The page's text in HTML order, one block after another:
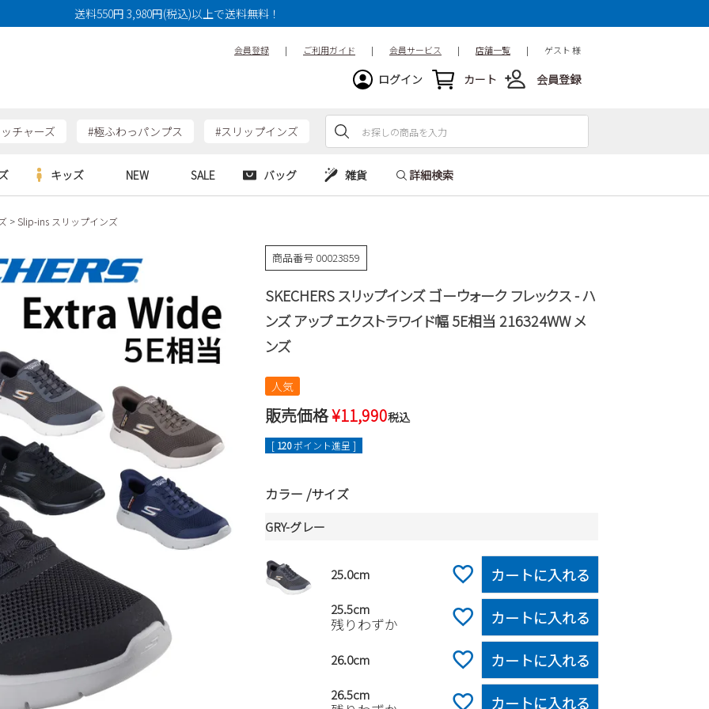
送料550円 3,980円(税込)以上で送料無料！
会員登録 | ご利用ガイド | 会員サービス | 店舗一覧 | ゲスト 様
ログイン カート 会員登録
チャーズ #極ふわっパンプス #スリップインズ
ューズ
SKECHERS
moz
new balance
puma
ワークシューズ
ブーツ
ウェア
EDWIN
new balance
キッズ NEW SALE バッグ
ーバッグ
雑貨 詳細検索
Slip-ins スリップインズ
商品番号 00023859
SKECHERS スリップインズ ゴーウォーク フレックス - ハ
ンズ アップ エクストラワイド幅 5E相当 216324WW メ
ンズ
人気
販売価格¥11,990税込
[ 120ポイント進呈 ]
カラー サイズ
GRY-グレー
25.0cm カートに入れる
25.5cm
残りわずか カートに入れる
26.0cm カートに入れる
26.5cm カートに入れる